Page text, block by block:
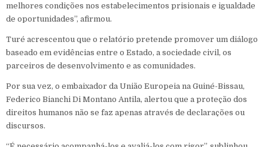
melhores condições nos estabelecimentos prisionais e igualdade
de oportunidades”, afirmou.
Turé acrescentou que o relatório pretende promover um diálogo
baseado em evidências entre o Estado, a sociedade civil, os
parceiros de desenvolvimento e as comunidades.
Por sua vez, o embaixador da União Europeia na Guiné-Bissau,
Federico Bianchi Di Montano Antila, alertou que a proteção dos
direitos humanos não se faz apenas através de declarações ou
discursos.